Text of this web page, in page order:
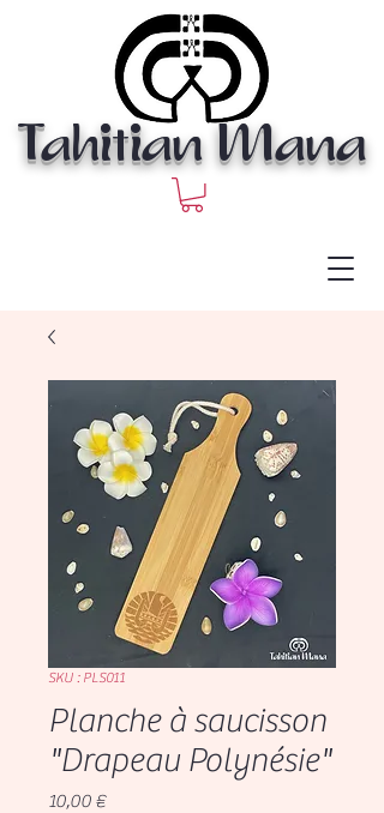
Tahitian Mana
SKU : PLS011
Planche à saucisson
"Drapeau Polynésie"
10,00 €Prix